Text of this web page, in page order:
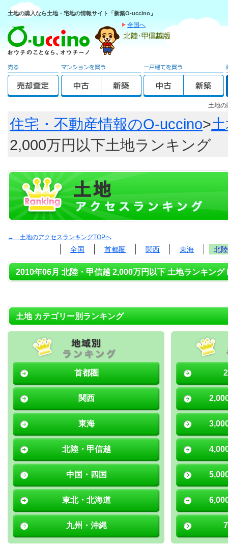
土地の購入なら土地・宅地の情報サイト「新築O-uccino」
全国へ
土地
住宅・不動産情報のO-uccino>
2,000万円以下土地ランキング
→ 土地のアクセスランキングTOPへ
全国 首都圏 関西 東海 北
2010年06月 北陸・甲信越 2,000万円以下 土地ランキング
土地 カテゴリー別ランキング
首都圏
関西
東海
北陸・甲信越
中国・四国
東北・北海道
九州・沖縄